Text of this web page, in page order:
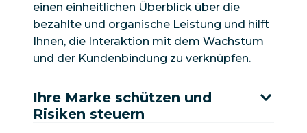
einen einheitlichen Überblick über die
bezahlte und organische Leistung und hilft
Ihnen, die Interaktion mit dem Wachstum
und der Kundenbindung zu verknüpfen.
Ihre Marke schützen und
Risiken steuern